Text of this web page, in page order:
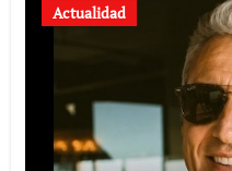
Actualidad